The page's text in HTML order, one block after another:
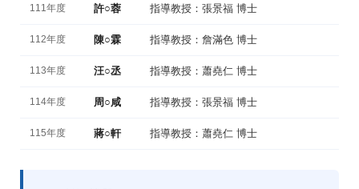
111年度 許○蓉 指導教授：張景福 博士
112年度 陳○霖 指導教授：詹滿色 博士
113年度 汪○丞 指導教授：蕭堯仁 博士
114年度 周○咸 指導教授：張景福 博士
115年度 蔣○軒 指導教授：蕭堯仁 博士